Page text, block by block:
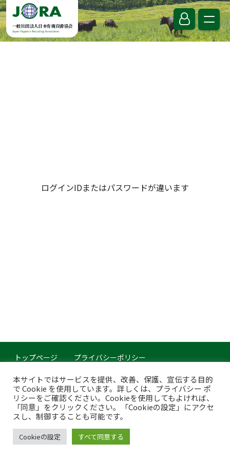
Skip to content
一般社団法人日本有機資源協会
Japan Organics Recycling Association
ログインIDまたはパスワードが違います
トップページ
プライバシーポリシー
このサイトについて
Copyright © Japan Organics Recycling Association. All rights reserved.
本サイトではサービスを提供、改善、保護、宣伝する目的
で Cookie を使用しています。詳しくは、プライバシー ポ
リシーをご確認ください。Cookieを使用してもよければ、
「同意」をクリックください。「Cookieの設定」にアクセ
スし、制御することも可能です。
Cookieの設定 すべて同意する